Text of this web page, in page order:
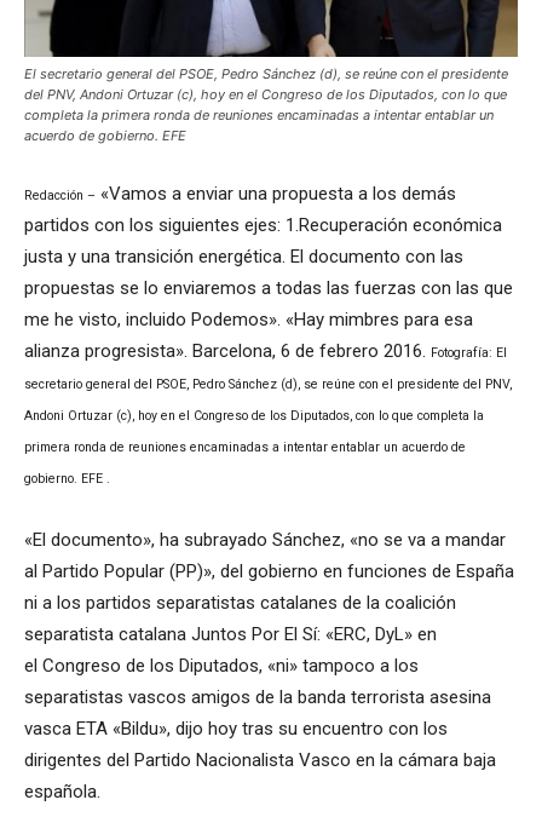
El secretario general del PSOE, Pedro Sánchez (d), se reúne con el presidente
del PNV, Andoni Ortuzar (c), hoy en el Congreso de los Diputados, con lo que
completa la primera ronda de reuniones encaminadas a intentar entablar un
acuerdo de gobierno. EFE
Redacción – «Vamos a enviar una propuesta a los demás
partidos con los siguientes ejes: 1.Recuperación económica
justa y una transición energética. El documento con las
propuestas se lo enviaremos a todas las fuerzas con las que
me he visto, incluido Podemos». «Hay mimbres para esa
alianza progresista». Barcelona, 6 de febrero 2016. Fotografía: El
secretario general del PSOE, Pedro Sánchez (d), se reúne con el presidente del PNV,
Andoni Ortuzar (c), hoy en el Congreso de los Diputados, con lo que completa la
primera ronda de reuniones encaminadas a intentar entablar un acuerdo de
gobierno. EFE .
«El documento», ha subrayado Sánchez, «no se va a mandar
al Partido Popular (PP)», del gobierno en funciones de España
ni a los partidos separatistas catalanes de la coalición
separatista catalana Juntos Por El Sí: «ERC, DyL» en
el Congreso de los Diputados, «ni» tampoco a los
separatistas vascos amigos de la banda terrorista asesina
vasca ETA «Bildu», dijo hoy tras su encuentro con los
dirigentes del Partido Nacionalista Vasco en la cámara baja
española.